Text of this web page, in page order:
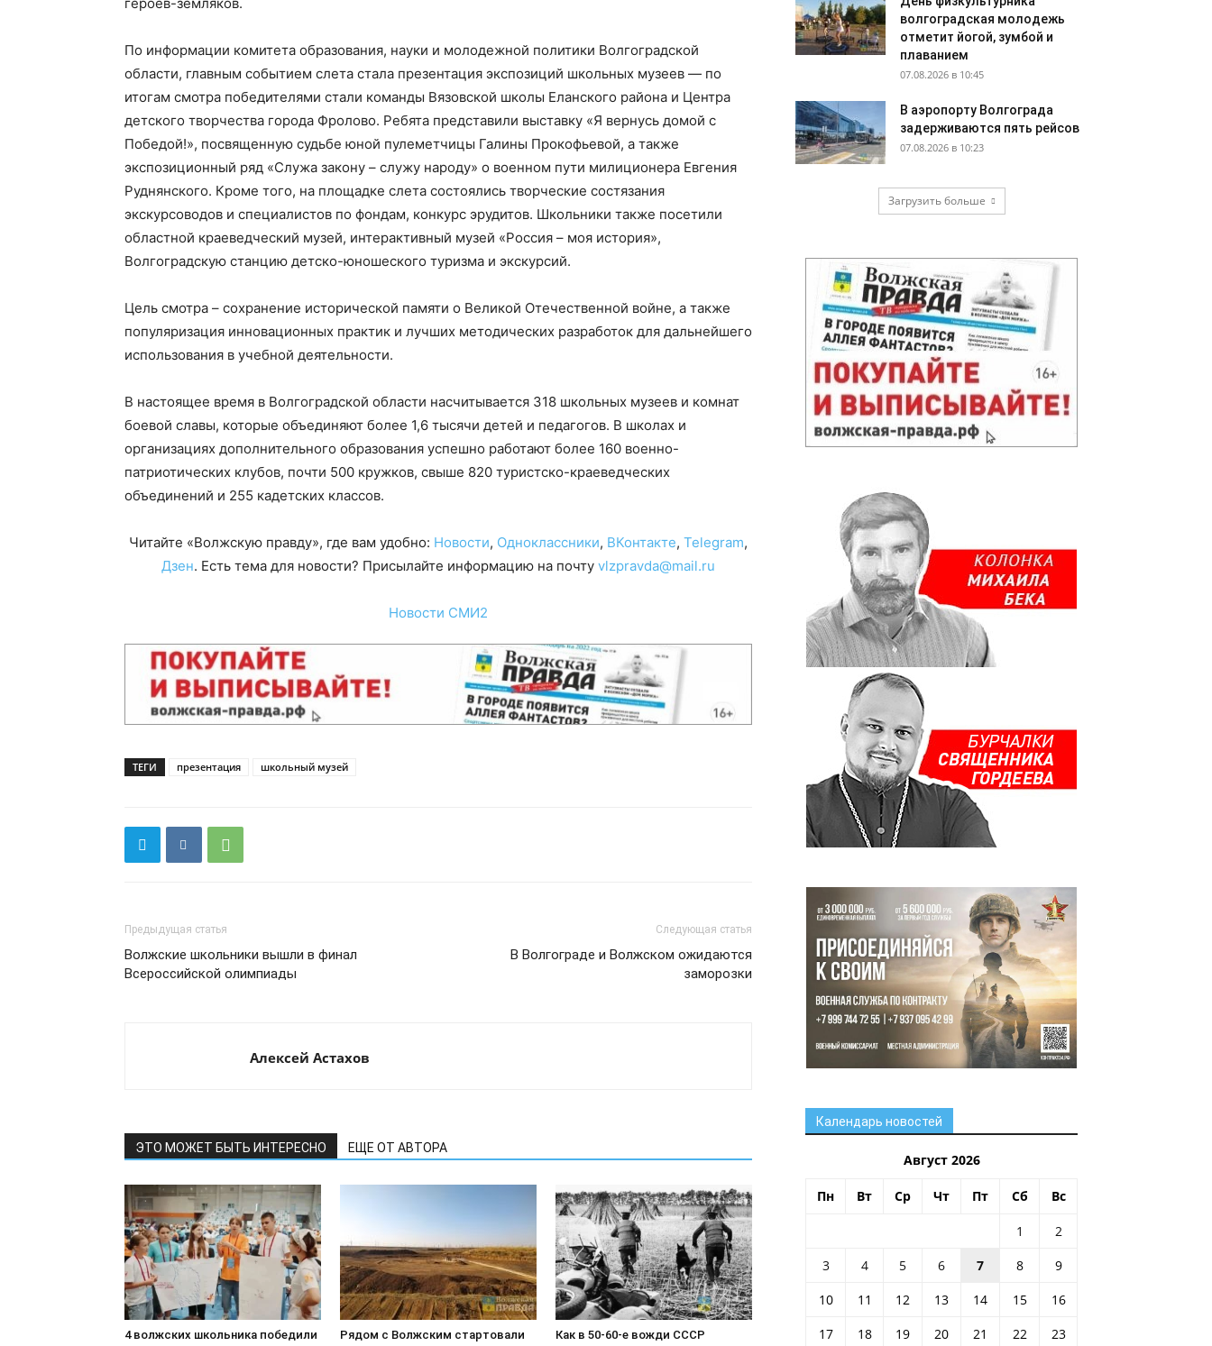
По информации комитета образования, науки и молодежной политики Волгоградской
области, главным событием слета стала презентация экспозиций школьных музеев — по
итогам смотра победителями стали команды Вязовской школы Еланского района и Центра
детского творчества города Фролово. Ребята представили выставку «Я вернусь домой с
Победой!», посвященную судьбе юной пулеметчицы Галины Прокофьевой, а также
экспозиционный ряд «Служа закону – служу народу» о военном пути милиционера Евгения
Руднянского. Кроме того, на площадке слета состоялись творческие состязания
экскурсоводов и специалистов по фондам, конкурс эрудитов. Школьники также посетили
областной краеведческий музей, интерактивный музей «Россия – моя история»,
Волгоградскую станцию детско-юношеского туризма и экскурсий.
Цель смотра – сохранение исторической памяти о Великой Отечественной войне, а также
популяризация инновационных практик и лучших методических разработок для дальнейшего
использования в учебной деятельности.
В настоящее время в Волгоградской области насчитывается 318 школьных музеев и комнат
боевой славы, которые объединяют более 1,6 тысячи детей и педагогов. В школах и
организациях дополнительного образования успешно работают более 160 военно-
патриотических клубов, почти 500 кружков, свыше 820 туристско-краеведческих
объединений и 255 кадетских классов.
Читайте «Волжскую правду», где вам удобно: Новости, Одноклассники, ВКонтакте, Telegram,
Дзен. Есть тема для новости? Присылайте информацию на почту vlzpravda@mail.ru
Новости СМИ2
ТЕГИ презентация школьный музей
Предыдущая статья
Волжские школьники вышли в финал
Всероссийской олимпиады
Следующая статья
В Волгограде и Волжском ожидаются
заморозки
Алексей Астахов
ЭТО МОЖЕТ БЫТЬ ИНТЕРЕСНО ЕЩЕ ОТ АВТОРА
4 волжских школьника победили
Рядом с Волжским стартовали
Как в 50-60-е вожди СССР
волгоградская молодежь
отметит йогой, зумбой и
плаванием
07.08.2026 в 10:45
В аэропорту Волгограда
задерживаются пять рейсов
07.08.2026 в 10:23
Загрузить больше
Календарь новостей
Август 2026
Пн Вт Ср Чт Пт Сб Вс
1
2
3
4 5 6 7 8
9
10
11 12 13 14 15
16
17
18 19 20 21 22
23